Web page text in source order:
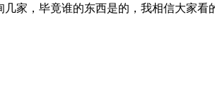
家，毕竟谁的东西是的，我相信大家看